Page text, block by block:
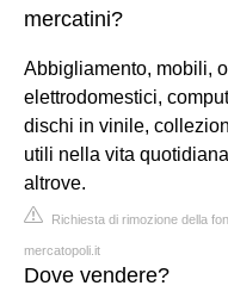
mercatini?
Abbigliamento, mobili,
elettrodomestici,
dischi in vinile,
utili nella vita
altrove.
Richiesta di rimozione della
mercatopoli.it
Dove vendere?